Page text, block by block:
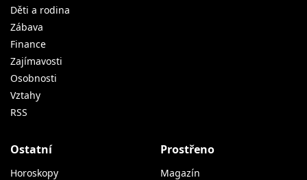
Děti a rodina
Zábava
Finance
Zajímavosti
Osobnosti
Vztahy
RSS
Ostatní
Horoskopy
Prostřeno
Magazín